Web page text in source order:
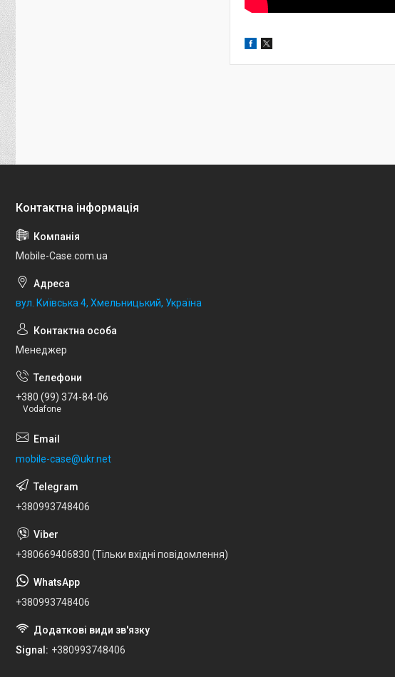
Mobile-Case.com.ua
вул. Київська 4, Хмельницький, Україна
Менеджер
+380 (99) 374-84-06
Vodafone
mobile-case@ukr.net
+380993748406
+380669406830 (Тільки вхідні повідомлення)
+380993748406
Signal +380993748406